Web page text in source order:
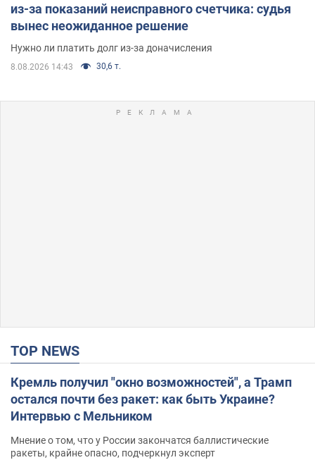
из-за показаний неисправного счетчика: судья
вынес неожиданное решение
Нужно ли платить долг из-за доначисления
8.08.2026 14:43 30,6 т.
TOP NEWS
Кремль получил "окно возможностей", а Трамп
остался почти без ракет: как быть Украине?
Интервью с Мельником
Мнение о том, что у России закончатся баллистические
ракеты, крайне опасно, подчеркнул эксперт